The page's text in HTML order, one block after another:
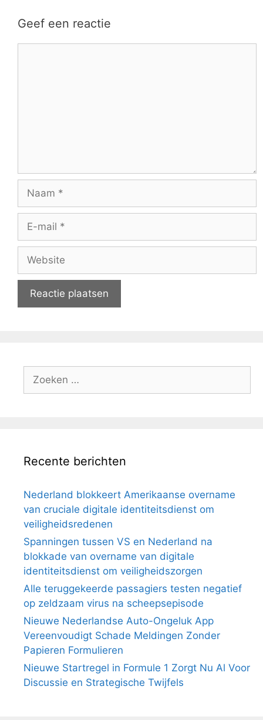
Geef een reactie
mail
naar:
Recente berichten
Nederland blokkeert Amerikaanse overname
van cruciale digitale identiteitsdienst om
veiligheidsredenen
Spanningen tussen VS en Nederland na
blokkade van overname van digitale
identiteitsdienst om veiligheidszorgen
Alle teruggekeerde passagiers testen negatief
op zeldzaam virus na scheepsepisode
Nieuwe Nederlandse Auto-Ongeluk App
Vereenvoudigt Schade Meldingen Zonder
Papieren Formulieren
Nieuwe Startregel in Formule 1 Zorgt Nu Al Voor
Discussie en Strategische Twijfels